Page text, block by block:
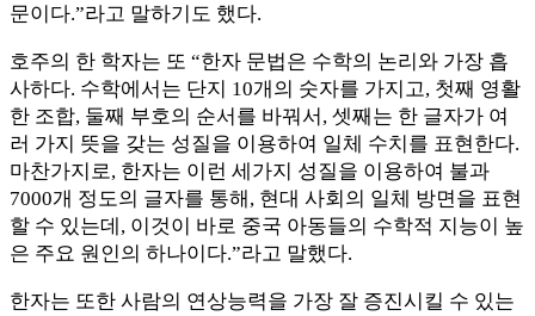
문이다.”라고 말하기도 했다.
호주의 한 학자는 또 “한자 문법은 수학의 논리와 가장 흡
사하다. 수학에서는 단지 10개의 숫자를 가지고, 첫째 영활
한 조합, 둘째 부호의 순서를 바꿔서, 셋째는 한 글자가 여
러 가지 뜻을 갖는 성질을 이용하여 일체 수치를 표현한다.
마찬가지로, 한자는 이런 세가지 성질을 이용하여 불과
7000개 정도의 글자를 통해, 현대 사회의 일체 방면을 표현
할 수 있는데, 이것이 바로 중국 아동들의 수학적 지능이 높
은 주요 원인의 하나이다.”라고 말했다.
한자는 또한 사람의 연상능력을 가장 잘 증진시킬 수 있는